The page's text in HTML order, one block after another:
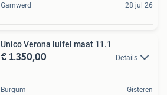
Garnwerd 28 jul 26
Unico Verona luifel maat 11.1
€ 1.350,00 Details
Burgum Gisteren